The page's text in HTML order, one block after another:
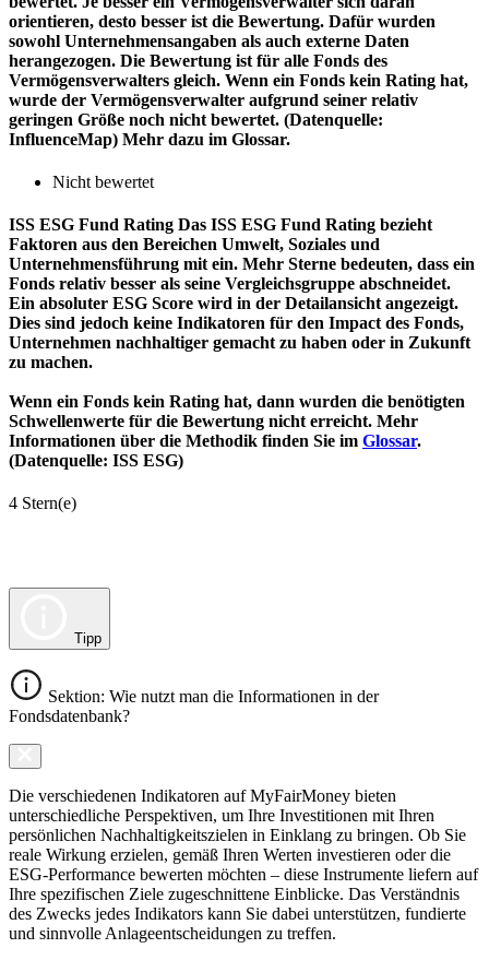
orientieren, desto besser ist die Bewertung. Dafür wurden
sowohl Unternehmensangaben als auch externe Daten
herangezogen. Die Bewertung ist für alle Fonds des
Vermögensverwalters gleich. Wenn ein Fonds kein Rating hat,
wurde der Vermögensverwalter aufgrund seiner relativ
geringen Größe noch nicht bewertet. (Datenquelle:
InfluenceMap) Mehr dazu im Glossar.
Nicht bewertet
ISS ESG Fund Rating Das ISS ESG Fund Rating bezieht
Faktoren aus den Bereichen Umwelt, Soziales und
Unternehmensführung mit ein. Mehr Sterne bedeuten, dass ein
Fonds relativ besser als seine Vergleichsgruppe abschneidet.
Ein absoluter ESG Score wird in der Detailansicht angezeigt.
Dies sind jedoch keine Indikatoren für den Impact des Fonds,
Unternehmen nachhaltiger gemacht zu haben oder in Zukunft
zu machen.
Wenn ein Fonds kein Rating hat, dann wurden die benötigten
Schwellenwerte für die Bewertung nicht erreicht. Mehr
Informationen über die Methodik finden Sie im Glossar.
(Datenquelle: ISS ESG)
4 Stern(e)
Tipp
Sektion: Wie nutzt man die Informationen in der
Fondsdatenbank?
Die verschiedenen Indikatoren auf MyFairMoney bieten
unterschiedliche Perspektiven, um Ihre Investitionen mit Ihren
persönlichen Nachhaltigkeitszielen in Einklang zu bringen. Ob Sie
reale Wirkung erzielen, gemäß Ihren Werten investieren oder die
ESG-Performance bewerten möchten – diese Instrumente liefern auf
Ihre spezifischen Ziele zugeschnittene Einblicke. Das Verständnis
des Zwecks jedes Indikators kann Sie dabei unterstützen, fundierte
und sinnvolle Anlageentscheidungen zu treffen.